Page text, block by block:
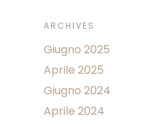
ARCHIVES
Giugno 2025
Aprile 2025
Giugno 2024
Aprile 2024